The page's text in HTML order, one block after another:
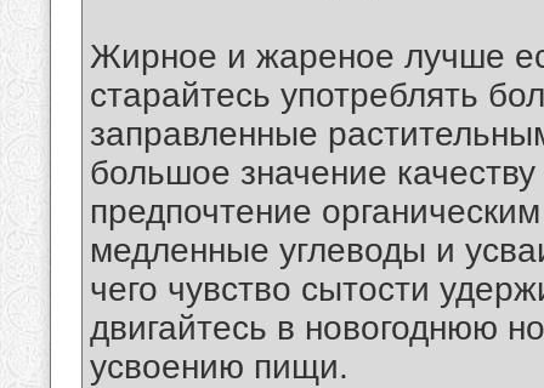
Жирное и жареное лучше
старайтесь употреблять
заправленные
большое значение
предпочтение
медленные углеводы и
чего чувство сытости
двигайтесь в новогоднюю
усвоению пищи.